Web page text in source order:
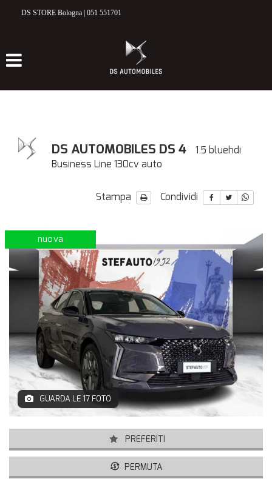
HOME
MODELLI DS
ELETTRICO & IBRIDO
USATO
VETTURE USATE
UNIVERSO DS
TECNOLOGIA DS
SERVIZI DS
VALUTA USATO DS
CONTATTI
DS STORE Bologna | 051 551701
DS AUTOMOBILES DS 4
1.5 bluehdi
Business Line 130cv auto
Stampa Condividi
nuova
GUARDA LE 17 FOTO
PREFERITI
PERMUTA